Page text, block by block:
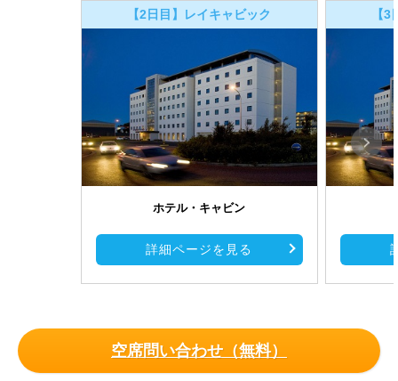
【2日目】レイキャビック
ホテル・キャビン
詳細ページを見る
【
空席問い合わせ（無料）